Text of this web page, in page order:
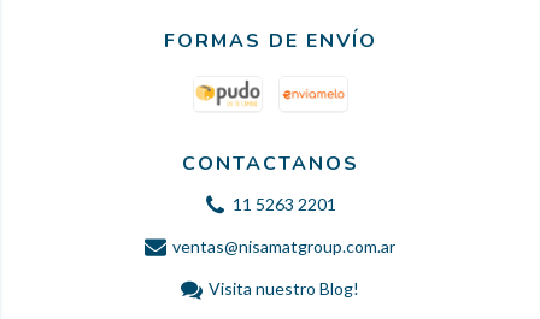
FORMAS DE ENVÍO
CONTACTANOS
11 5263 2201
ventas@nisamatgroup.com.ar
Visita nuestro Blog!